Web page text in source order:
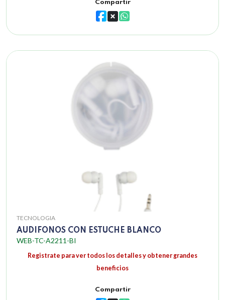
Compartir
TECNOLOGIA
AUDIFONOS CON ESTUCHE BLANCO
WEB-TC-A2211-BI
Registrate para ver todos los detalles y obtener grandes
beneficios
Compartir